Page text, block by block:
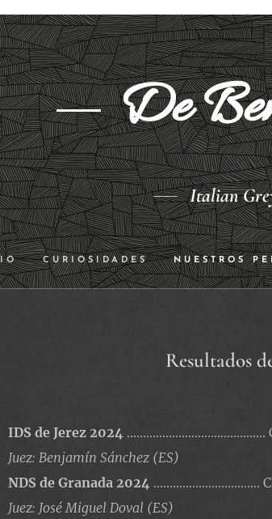
De
Italian
CURIOSIDADES NUESTROS
Resultados
IDS de Jerez 2024
Juez: Benjamín Sánchez (ES)
NDS de Granada 2024
Juez: José Miguel Doval (ES)